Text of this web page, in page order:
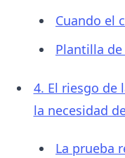
Cuando el
Plantilla
4. El riesgo de
la necesidad
La prueba